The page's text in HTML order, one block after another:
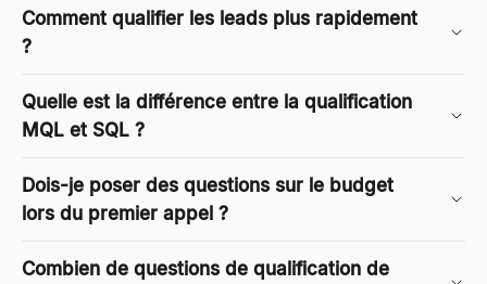
Comment qualifier les leads plus rapidement
?
Quelle est la différence entre la qualification
MQL et SQL ?
Dois-je poser des questions sur le budget
lors du premier appel ?
Combien de questions de qualification de